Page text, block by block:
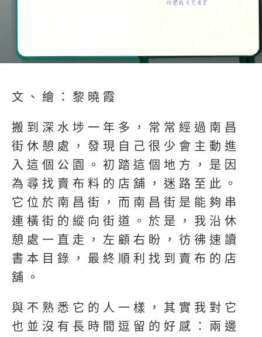
文、繪：黎曉霞
搬到深水埗一年多，常常經過南昌
街休憩處，發現自己很少會主動進
入這個公園。初踏這個地方，是因
為尋找賣布料的店舖，迷路至此。
它位於南昌街，而南昌街是能夠串
連橫街的縱向街道。於是，我沿休
憩處一直走，左顧右盼，彷彿速讀
書本目錄，最終順利找到賣布的店
舖。
與不熟悉它的人一樣，其實我對它
也並沒有長時間逗留的好感：兩邊